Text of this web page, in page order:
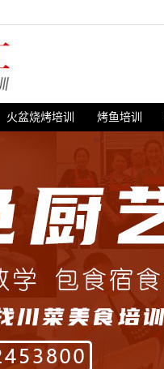
火盆烧烤培训 烤鱼培训